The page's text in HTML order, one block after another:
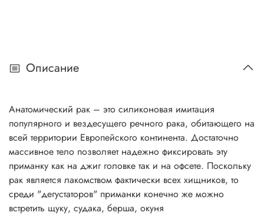
Описание
Анатомический рак – это силиконовая имитация
популярного и вездесущего речного рака, обитающего на
всей территории Европейского континента. Достаточно
массивное тело позволяет надежно фиксировать эту
приманку как на джиг головке так и на офсете. Поскольку
рак является лакомством фактически всех хищников, то
среди "дегустаторов" приманки конечно же можно
встретить щуку, судака, берша, окуня